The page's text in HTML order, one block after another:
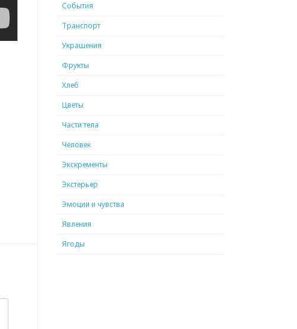
События
Транспорт
Украшения
Фрукты
Хлеб
Цветы
Части тела
Человек
Экскременты
Экстерьер
Эмоции и чувства
Явления
Ягоды